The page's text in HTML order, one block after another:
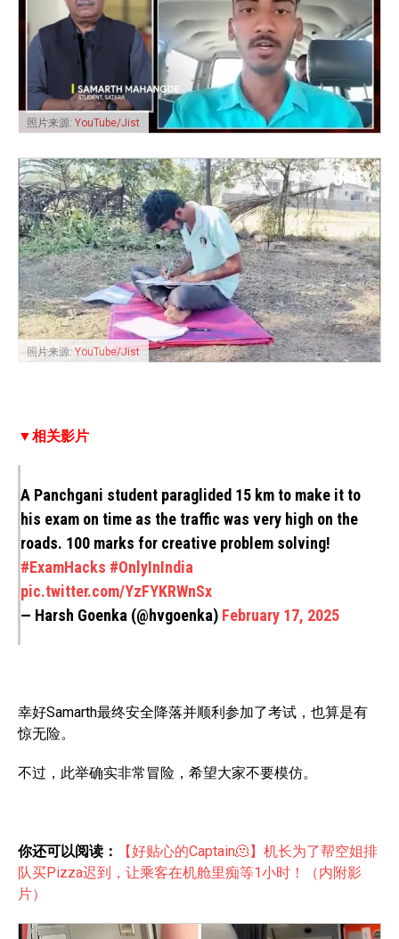
照片来源: YouTube/Jist
照片来源: YouTube/Jist
▼相关影片
A Panchgani student paraglided 15 km to make it to
his exam on time as the traffic was very high on the
roads. 100 marks for creative problem solving!
#ExamHacks #OnlyInIndia
pic.twitter.com/YzFYKRWnSx
— Harsh Goenka (@hvgoenka) February 17, 2025
幸好Samarth最终安全降落并顺利参加了考试，也算是有
惊无险。
不过，此举确实非常冒险，希望大家不要模仿。
你还可以阅读：
【好贴心的Captain🫠】机长为了帮空姐排
队买Pizza迟到，让乘客在机舱里痴等1小时！（内附影
片）